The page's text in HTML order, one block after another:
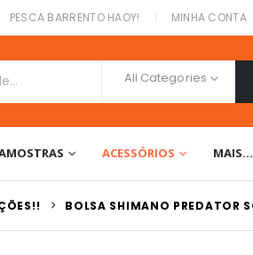
PESCA BARRENTO HAOY! MINHA CONTA
All Categories
ACESSÓRIOS MAIS…
BOLSA SHIMANO PREDATOR